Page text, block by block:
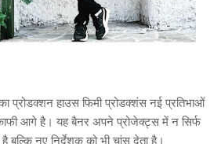
प्रोडक्शन हाउस फिमी प्रोडक्शंस नई प्रतिभाओं
आगे है। यह बैनर अपने प्रोजेक्ट्स में न सिर्फ
बल्कि नए निर्देशक को भी चांस देता है।